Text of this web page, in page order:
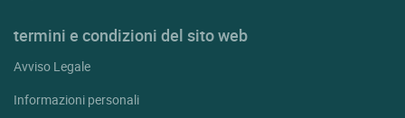
termini e condizioni del sito web
Avviso Legale
Informazioni personali